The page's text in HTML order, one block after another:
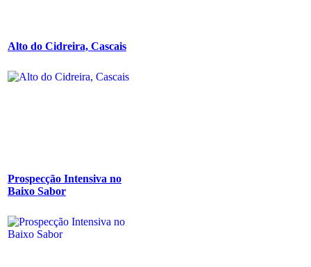
Alto do Cidreira, Cascais
Prospecção Intensiva no
Baixo Sabor